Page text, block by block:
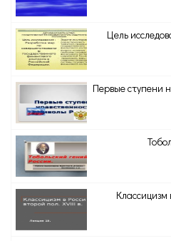
Цель
Первые ступени
Классицизм